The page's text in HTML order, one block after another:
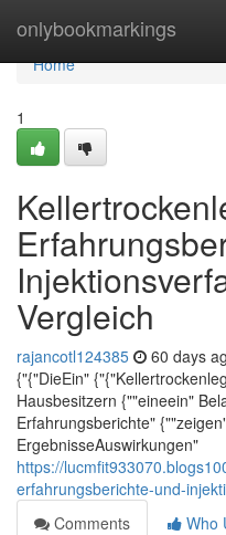
onlybookmarkings
Home
Home
1
Vergleich
rajancotl124385 60 days
{"{"DieEin"
Hausbesitzern {""eineein"
Erfahrungsberichte"
ErgebnisseAuswirkungen"
https://
erfahrungsberichte-und-
Comments
Who